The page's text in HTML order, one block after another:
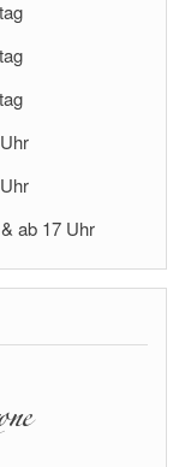
ab 17 Uhr